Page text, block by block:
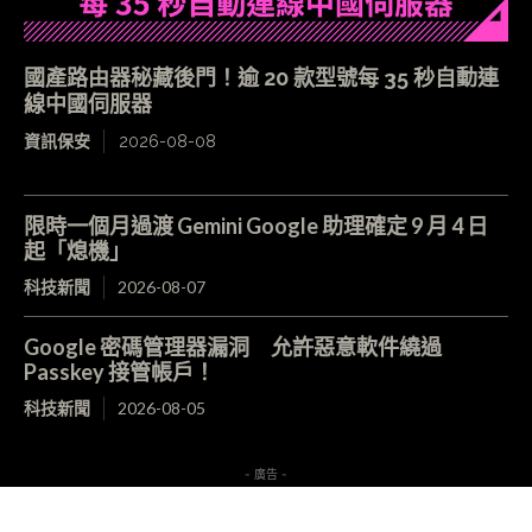
國產路由器秘藏後門！逾 20 款型號每 35 秒自動連
線中國伺服器
資訊保安 2026-08-08
限時一個月過渡 Gemini Google 助理確定 9 月 4 日
起「熄機」
科技新聞 2026-08-07
Google 密碼管理器漏洞 允許惡意軟件繞過
Passkey 接管帳戶！
科技新聞 2026-08-05
- 廣告 -